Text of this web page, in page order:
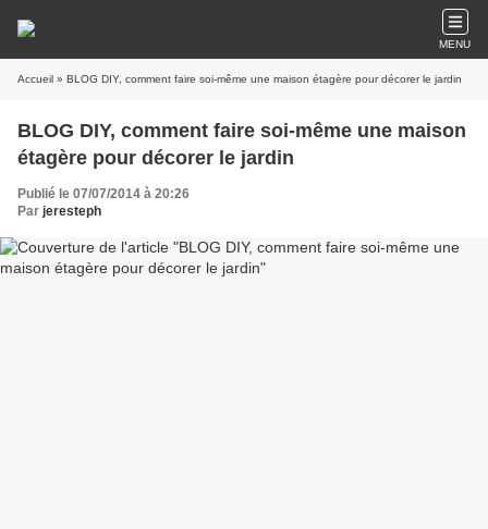
MENU
Accueil » BLOG DIY, comment faire soi-même une maison étagère pour décorer le jardin
BLOG DIY, comment faire soi-même une maison
étagère pour décorer le jardin
Publié le 07/07/2014 à 20:26
Par jeresteph